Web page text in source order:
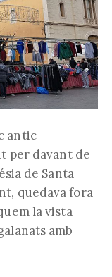
antic
per davant de
de Santa
quedava fora
la vista
amb